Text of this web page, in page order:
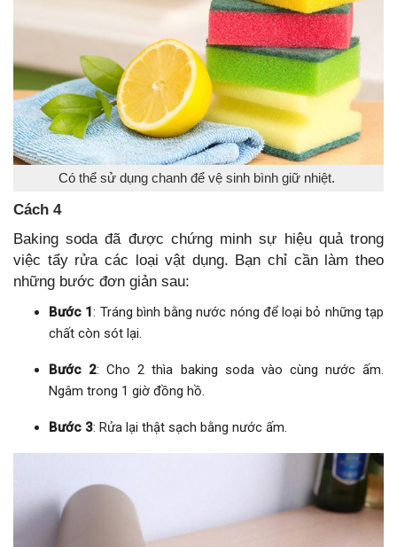
Có thể sử dụng chanh để vệ sinh bình giữ nhiệt.
Cách 4
Baking soda đã được chứng minh sự hiệu quả trong
việc tẩy rửa các loại vật dụng. Bạn chỉ cần làm theo
những bước đơn giản sau:
Bước 1: Tráng bình bằng nước nóng để loại bỏ những tạp
chất còn sót lại.
Bước 2: Cho 2 thìa baking soda vào cùng nước ấm.
Ngâm trong 1 giờ đồng hồ.
Bước 3: Rửa lại thật sạch bằng nước ấm.